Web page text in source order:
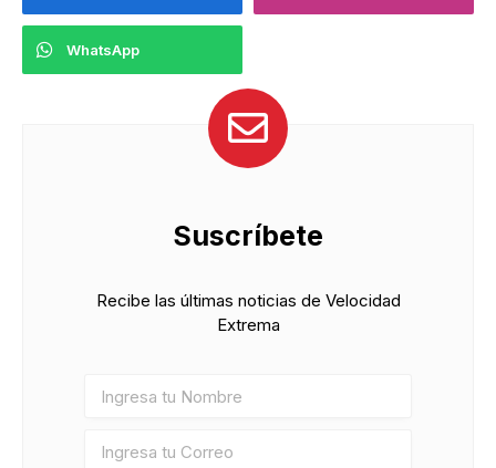
WhatsApp
Suscríbete
Recibe las últimas noticias de Velocidad
Extrema